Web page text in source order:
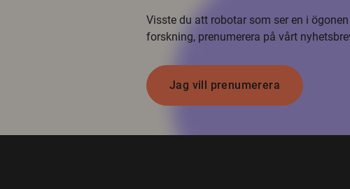
Visste du att robotar som ser en i
forskning, prenumerera på vårt
Jag vill prenumerera